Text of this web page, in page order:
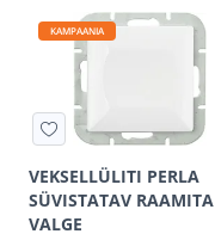
KAMPAANIA
VEKSELLÜLITI PERLA
SÜVISTATAV RAAMITA
VALGE